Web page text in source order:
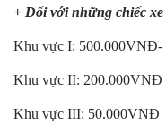
+ Đối với những chiếc
Khu vực I: 500.000VNĐ-
Khu vực II: 200.000VNĐ
Khu vực III: 50.000VNĐ